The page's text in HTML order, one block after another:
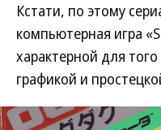
Кстати, по этому
компьютерная игра
характерной для
графикой и